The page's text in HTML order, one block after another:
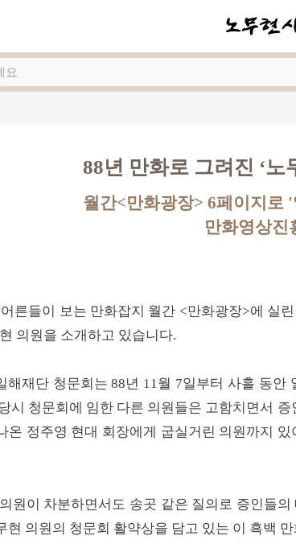
88년 만화로 그려진 ‘노
월간<만화광장> 6페이지로
만화영상진
른들이 보는 만화잡지 월간 <만화광장>에 실
의원을 소개하고 있습니다.
해재단 청문회는 88년 11월 7일부터 사흘 동
시 청문회에 임한 다른 의원들은 고함치면서
온 정주영 현대 회장에게 굽실거린 의원까지
원이 차분하면서도 송곳 같은 질의로 증인들
현 의원의 청문회 활약상을 담고 있는 이 흑백